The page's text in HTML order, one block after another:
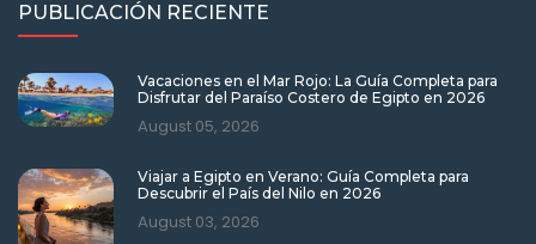
PUBLICACIÓN RECIENTE
Vacaciones en el Mar Rojo: La Guía Completa para
Disfrutar del Paraíso Costero de Egipto en 2026
August 05, 2026
Viajar a Egipto en Verano: Guía Completa para
Descubrir el País del Nilo en 2026
August 03, 2026